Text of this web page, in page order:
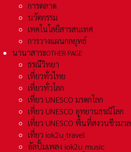
การตลาด
นวัตกรรม
เทคโนโลยีสารสนเทศ
การวางแผนกลยุทธ์
นานาสาระOTHER PAGE
ธรณีวิทยา
เที่ยวทั่วไทย
เที่ยวทั่วโลก
เที่ยว UNESCO มรดกโลก
เที่ยว UNESCO อุทยานธรณีโลก
เที่ยว UNESCO พื้นที่สงวนชีวมวล
เที่ยว iok2u_travel
อัลปั้มเพลง iok2u_music